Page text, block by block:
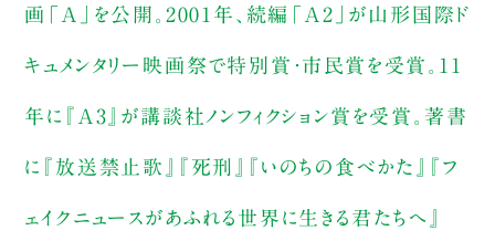
画「A」を公開。2001年、続編「A2」が山形国際ド
キュメンタリー映画祭で特別賞・市民賞を受賞。11
年に『A3』が講談社ノンフィクション賞を受賞。著書
に『放送禁止歌』『死刑』『いのちの食べかた』『フ
ェイクニュースがあふれる世界に生きる君たちへ』